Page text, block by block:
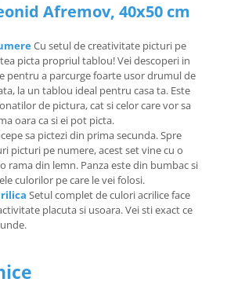
Afremov, 40x50 cm
Cu setul de creativitate picturi pe
picta propriul tablou! Vei descoperi in
pentru a parcurge foarte usor drumul de
la un tablou ideal pentru casa ta. Este
de pictura, cat si celor care vor sa
oara ca si ei pot picta.
sa pictezi din prima secunda. Spre
picturi pe numere, acest set vine cu o
rama din lemn. Panza este din bumbac si
culorilor pe care le vei folosi.
Setul complet de culori acrilice face
placuta si usoara. Vei sti exact ce